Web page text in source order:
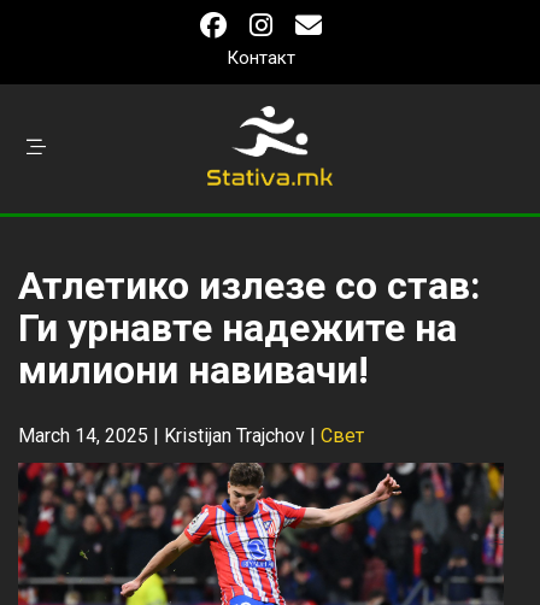
Контакт
Атлетико излезе со став:
Ги урнавте надежите на
милиони навивачи!
March 14, 2025 | Kristijan Trajchov | Свет